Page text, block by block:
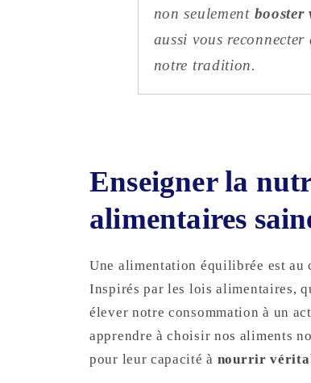
non seulement booster
aussi vous
notre tradition.
Enseigner la
alimentaires
Une alimentation équilibrée est au
Inspirés par les lois alimentaires,
élever notre consommation à un
apprendre à choisir nos aliments
pour leur capacité à nourrir